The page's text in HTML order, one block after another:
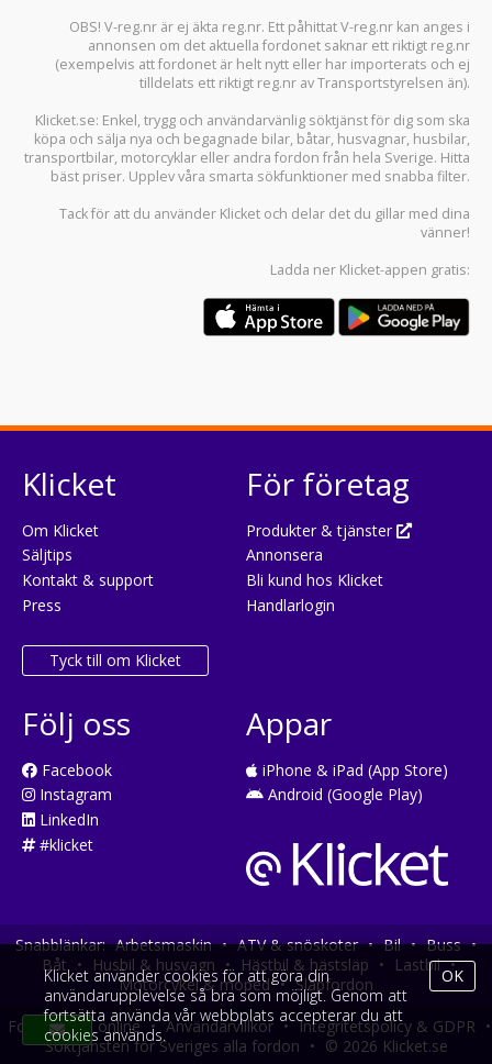
OBS! V-reg.nr är ej äkta reg.nr. Ett påhittat V-reg.nr kan anges i
annonsen om det aktuella fordonet saknar ett riktigt reg.nr
(exempelvis att fordonet är helt nytt eller har importerats och ej
tilldelats ett riktigt reg.nr av Transportstyrelsen än).
Klicket.se: Enkel, trygg och användarvänlig söktjänst för dig som ska
köpa och sälja nya och begagnade bilar, båtar, husvagnar, husbilar,
transportbilar, motorcyklar eller andra fordon från hela Sverige. Hitta
bäst priser. Upplev våra smarta sökfunktioner med snabba filter.
Tack för att du använder Klicket och delar det du gillar med dina
vänner!
Ladda ner Klicket-appen gratis:
Klicket
Om Klicket
Säljtips
Kontakt & support
Press
Tyck till om Klicket
För företag
Produkter & tjänster
Annonsera
Bli kund hos Klicket
Handlarlogin
Följ oss
Facebook
Instagram
LinkedIn
#klicket
Appar
iPhone & iPad (App Store)
Android (Google Play)
Snabblänkar: Arbetsmaskin • ATV & snöskoter • Bil • Buss •
Båt • Husbil & husvagn • Hästbil & hästsläp • Lastbil •
Motorcykel & moped • Släpfordon
Fordonsköp online • Användarvillkor • Integritetspolicy & GDPR •
Söktjänsten för Sveriges alla fordon • © 2026 Klicket.se
Klicket använder cookies för att göra din
användarupplevelse så bra som möjligt. Genom att
fortsätta använda vår webbplats accepterar du att
cookies används.
OK